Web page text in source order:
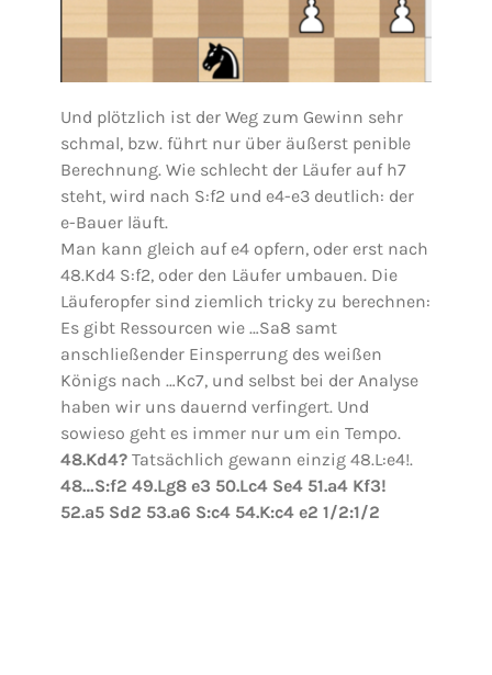
Und plötzlich ist der Weg zum Gewinn sehr
schmal, bzw. führt nur über äußerst penible
Berechnung. Wie schlecht der Läufer auf h7
steht, wird nach S:f2 und e4-e3 deutlich: der
e-Bauer läuft.
Man kann gleich auf e4 opfern, oder erst nach
48.Kd4 S:f2, oder den Läufer umbauen. Die
Läuferopfer sind ziemlich tricky zu berechnen:
Es gibt Ressourcen wie …Sa8 samt
anschließender Einsperrung des weißen
Königs nach …Kc7, und selbst bei der Analyse
haben wir uns dauernd verfingert. Und
sowieso geht es immer nur um ein Tempo.
48.Kd4? Tatsächlich gewann einzig 48.L:e4!.
48…S:f2 49.Lg8 e3 50.Lc4 Se4 51.a4 Kf3!
52.a5 Sd2 53.a6 S:c4 54.K:c4 e2 1/2:1/2